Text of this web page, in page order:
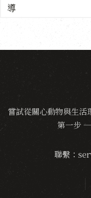
導
嘗試從關心動物與生活
第一步
聯繫：